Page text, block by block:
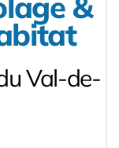
Val-de-